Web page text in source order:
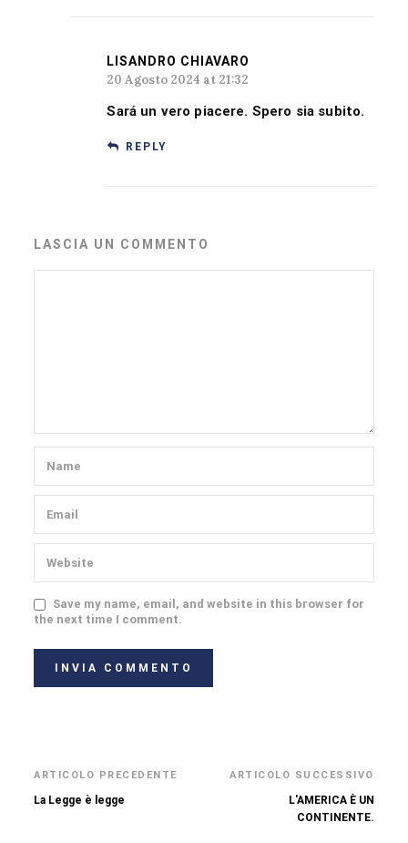
LISANDRO CHIAVARO
20 Agosto 2024 at 21:32
Sará un vero piacere. Spero sia subito.
REPLY
LASCIA UN COMMENTO
Save my name, email, and website in this browser for
the next time I comment.
ARTICOLO PRECEDENTE
La Legge è legge
ARTICOLO SUCCESSIVO
L'AMERICA È UN
CONTINENTE.